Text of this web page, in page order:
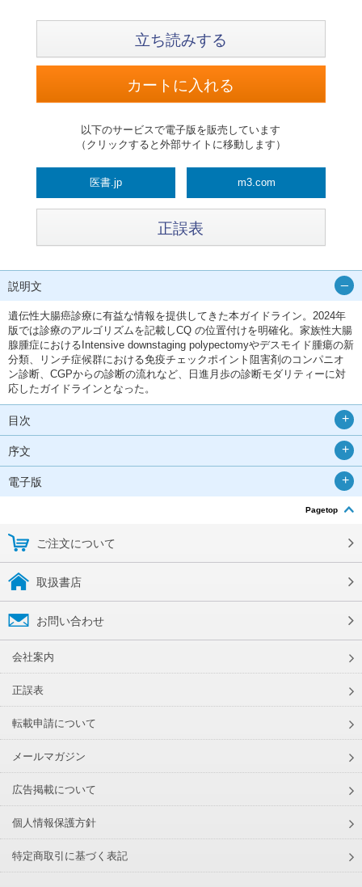
立ち読みする
以下のサービスで電子版を販売しています
（クリックすると外部サイトに移動します）
医書.jp m3.com
正誤表
説明文
遺伝性大腸癌診療に有益な情報を提供してきた本ガイドライン。2024年
版では診療のアルゴリズムを記載しCQ の位置付けを明確化。家族性大腸
腺腫症におけるIntensive downstaging polypectomyやデスモイド腫瘍の新
分類、リンチ症候群における免疫チェックポイント阻害剤のコンパニオ
ン診断、CGPからの診断の流れなど、日進月歩の診断モダリティーに対
応したガイドラインとなった。
目次
序文
電子版
Pagetop
ご注文について
取扱書店
お問い合わせ
会社案内
正誤表
転載申請について
メールマガジン
広告掲載について
個人情報保護方針
特定商取引に基づく表記